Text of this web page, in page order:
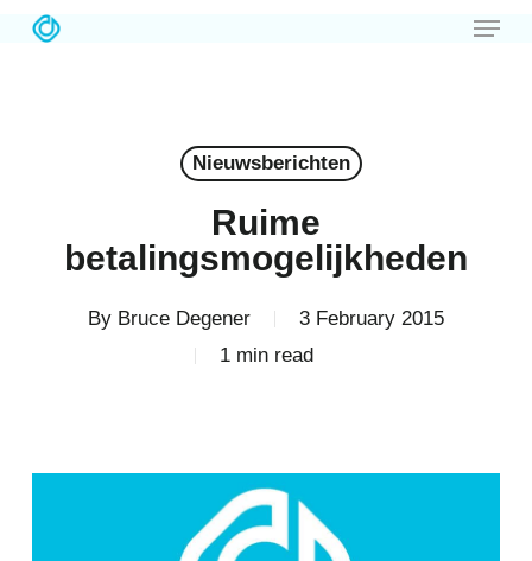
Skip
Menu
Nieuwsberichten
Ruime
betalingsmogelijkheden
By Bruce Degener
3 February 2015
1 min read